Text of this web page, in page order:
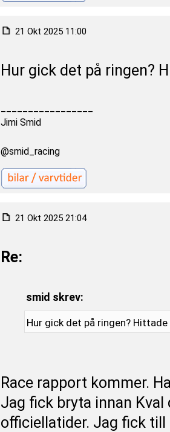
21 Okt 2025 11:00
Hur gick det på ringen?
Jimi Smid
@smid_racing
21 Okt 2025 21:04
Re:
smid skrev:
Hur gick det på ringen?
Race rapport kommer.
Jag fick bryta innan Kval
officiellatider. Jag fick